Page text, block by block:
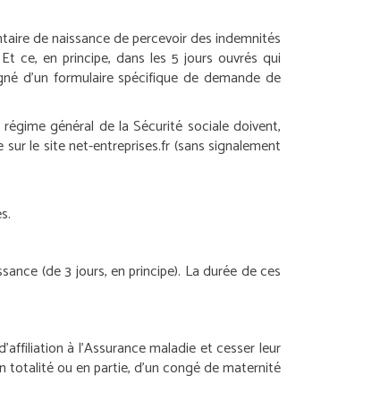
de naissance de percevoir des indemnités
ce, en principe, dans les 5 jours ouvrés qui
d’un formulaire spécifique de demande de
général de la Sécurité sociale doivent,
le site net-entreprises.fr (sans signalement
(de 3 jours, en principe). La durée de ces
à l’Assurance maladie et cesser leur
totalité ou en partie, d’un congé de maternité